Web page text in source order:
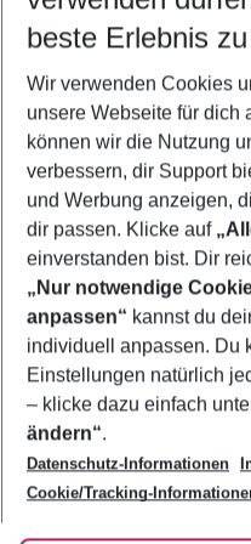
2 Erwachsene Keine
Mehr
Footer
Footer navigation
Über uns
AGB
Bestpreisgarantie
Cookie-Einstellungen
Cookie-Richtlinie
Agenturbetreuung
Barrierefreies Reisen
Folge uns
beste Erlebnis
Wir verwenden Cookies
unsere Webseite für dich
können wir die Nutzung
verbessern, dir Support
und Werbung anzeigen,
dir passen. Klicke auf
einverstanden bist. Dir
„Nur notwendige
anpassen“ kannst du
individuell anpassen. Du
Einstellungen natürlich
– klicke dazu einfach
ändern“.
Datenschutz-Informationen
Cookie/Tracking-